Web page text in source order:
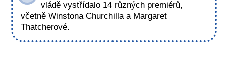
vládě vystřídalo 14 různých premiérů,
včetně Winstona Churchilla a Margaret
Thatcherové.